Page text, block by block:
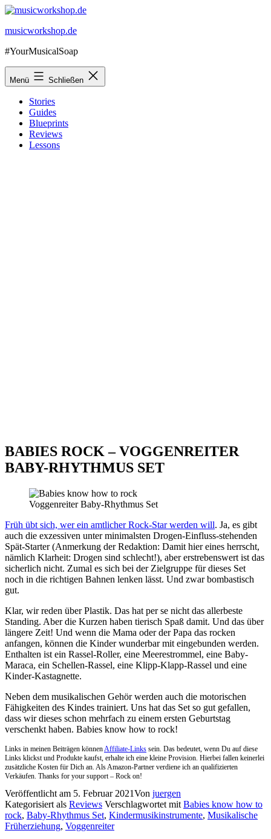
Zum
springen
musicworkshop.de
#YourMusicalSoap
Menü Schließen
Stories
Guides
Blueprints
Reviews
Lessons
BABIES ROCK – VOGGENREITER
BABY-RHYTHMUS SET
Voggenreiter Baby-Rhythmus Set
Früh übt sich, wer ein amtlicher Rock-Star werden will. Ja, es gibt
auch die exzessiven unter minimalsten Drogen-Einfluss-stehenden
Spät-Starter (Anmerkung der Redaktion: Damit hier eines herrscht,
nämlich Klarheit: Drogen sind schlecht!), aber erstrebenswert ist das
sicherlich nicht. Zumal es sich bei der Zielgruppe für dieses Set
noch in die richtigen Bahnen lenken lässt. Und zwar bombastisch
gut.
Klar, wir reden über Plastik. Das hat per se nicht das allerbeste
Standing. Aber die Kurzen haben tierisch Spaß damit. Und das über
längere Zeit! Und wenn die Mama oder der Papa das rocken
anfangen, können die Kinder wunderbar mit eingebunden werden.
Enthalten ist ein Rassel-Roller, eine Meerestrommel, eine Baby-
Maraca, ein Schellen-Rassel, eine Klipp-Klapp-Rassel und eine
Kinder-Kastagnette.
Neben dem musikalischen Gehör werden auch die motorischen
Fähigkeiten des Kindes trainiert. Uns hat das Set so gut gefallen,
dass wir dieses schon mehrfach zu einem ersten Geburtstag
verschenkt haben. Babies know how to rock!
Links in meinen Beiträgen könnenAffiliate-Links sein. Das bedeutet, wenn Du auf diese
Links klickst und Produkte kaufst, erhalte ich eine kleine Provision. Hierbei fallen keinerlei
zusätzliche Kosten für Dich an. Als Amazon-Partner verdiene ich an qualifizierten
Verkäufen. Thanks for your support – Rock on!
Veröffentlicht am 5. Februar 2021Von juergen
Kategorisiert als Reviews Verschlagwortet mit Babies know how to
rock, Baby-Rhythmus Set, Kindermusikinstrumente, Musikalische
Früherziehung, Voggenreiter